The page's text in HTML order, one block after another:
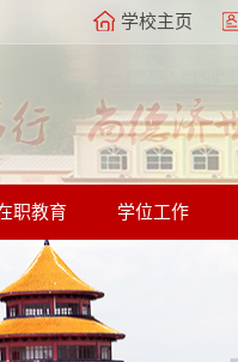
学校主页
职教育 学位工作